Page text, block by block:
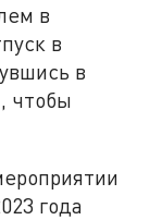
в
в
в
чтобы
года